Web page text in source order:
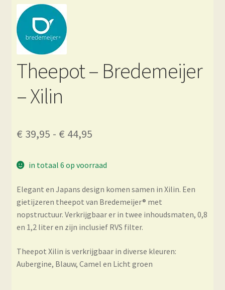
Theepot – Bredemeijer
– Xilin
€ 39,95 - € 44,95Prijsklasse:
tot
€ 44,95
in totaal 6 op voorraad
Elegant en Japans design komen samen in Xilin. Een
gietijzeren theepot van Bredemeijer® met
nopstructuur. Verkrijgbaar er in twee inhoudsmaten, 0,8
en 1,2 liter en zijn inclusief RVS filter.
Theepot Xilin is verkrijgbaar in diverse kleuren:
Aubergine, Blauw, Camel en Licht groen